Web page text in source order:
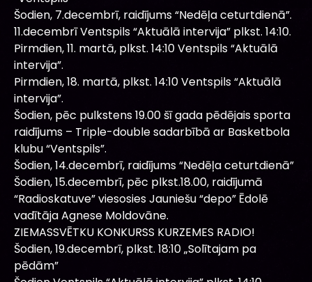
Šodien, 7.decembrī, raidījums “Nedēļa ceturtdienā”.
11.decembrī Ventspils “Aktuālā intervija” plkst. 14:10.
Pirmdien, 11. martā, plkst. 14:10 Ventspils “Aktuālā
intervija”.
Pirmdien, 18. martā, plkst. 14:10 Ventspils “Aktuālā
intervija”.
Šodien, pēc pulkstens 19.00 šī gada pēdējais sporta
raidījums – Triple-double sadarbībā ar Basketbola
klubu “Ventspils”.
Šodien, 14.decembrī, raidījums “Nedēļa ceturtdienā”
Šodien, 15.decembrī, pēc plkst.18.00, raidījumā
“Radioskatuve” viesosies Jauniešu “depo” Ēdolē
vadītāja Agnese Moldovāne.
ZIEMASSVĒTKU KONKURSS KURZEMES RADIO!
Šodien, 19.decembrī, plkst. 18:10 „Solītajam pa
pēdām”